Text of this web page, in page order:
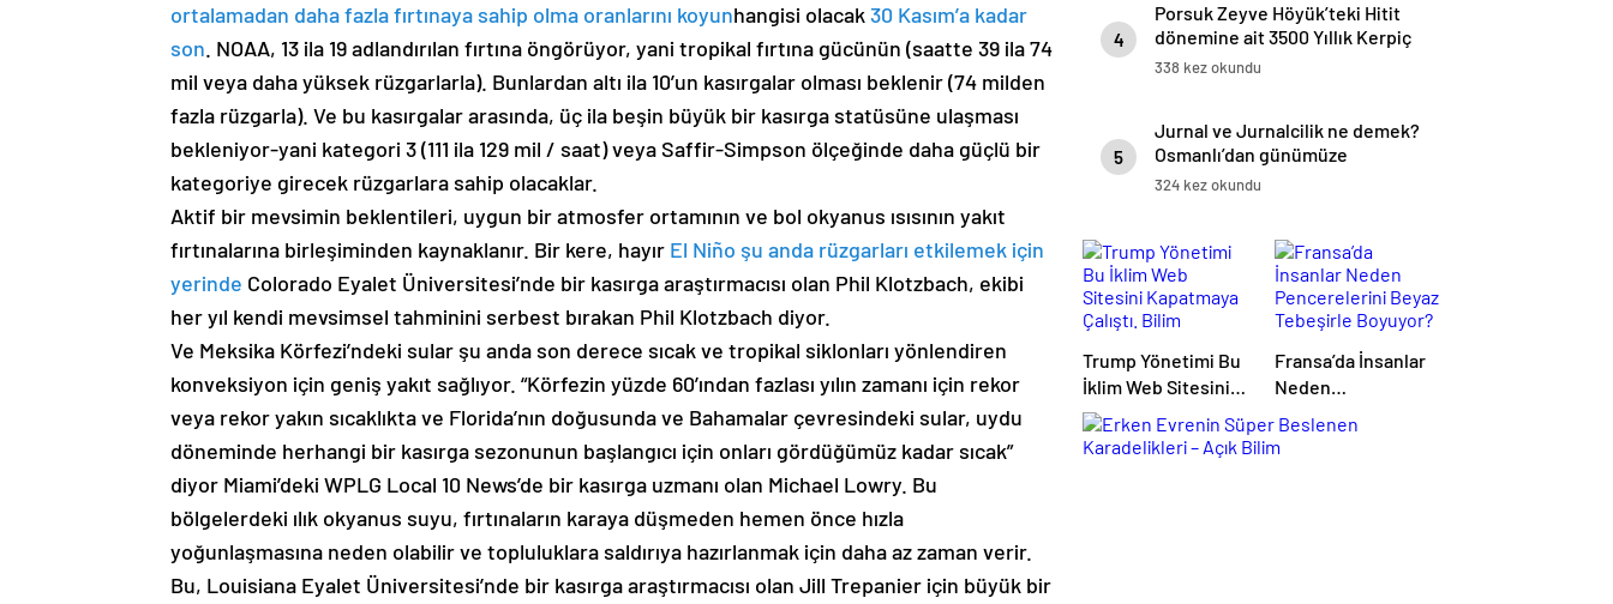
ortalamadan daha fazla fırtınaya sahip olma oranlarını koyunhangisi olacak30 Kasım’a kadar
son. NOAA, 13 ila 19 adlandırılan fırtına öngörüyor, yani tropikal fırtına gücünün (saatte 39 ila 74
mil veya daha yüksek rüzgarlarla). Bunlardan altı ila 10’un kasırgalar olması beklenir (74 milden
fazla rüzgarla). Ve bu kasırgalar arasında, üç ila beşin büyük bir kasırga statüsüne ulaşması
bekleniyor-yani kategori 3 (111 ila 129 mil / saat) veya Saffir-Simpson ölçeğinde daha güçlü bir
kategoriye girecek rüzgarlara sahip olacaklar.
Aktif bir mevsimin beklentileri, uygun bir atmosfer ortamının ve bol okyanus ısısının yakıt
fırtınalarına birleşiminden kaynaklanır. Bir kere, hayır El Niño şu anda rüzgarları etkilemek için
yerinde Colorado Eyalet Üniversitesi’nde bir kasırga araştırmacısı olan Phil Klotzbach, ekibi
her yıl kendi mevsimsel tahminini serbest bırakan Phil Klotzbach diyor.
Ve Meksika Körfezi’ndeki sular şu anda son derece sıcak ve tropikal siklonları yönlendiren
konveksiyon için geniş yakıt sağlıyor. “Körfezin yüzde 60’ından fazlası yılın zamanı için rekor
veya rekor yakın sıcaklıkta ve Florida’nın doğusunda ve Bahamalar çevresindeki sular, uydu
döneminde herhangi bir kasırga sezonunun başlangıcı için onları gördüğümüz kadar sıcak”
diyor Miami’deki WPLG Local 10 News’de bir kasırga uzmanı olan Michael Lowry. Bu
bölgelerdeki ılık okyanus suyu, fırtınaların karaya düşmeden hemen önce hızla
yoğunlaşmasına neden olabilir ve topluluklara saldırıya hazırlanmak için daha az zaman verir.
Bu, Louisiana Eyalet Üniversitesi’nde bir kasırga araştırmacısı olan Jill Trepanier için büyük bir
4
Porsuk Zeyve Höyük’teki Hitit
dönemine ait 3500 Yıllık Kerpiç
Yapılar
338 kez okundu
5
Jurnal ve Jurnalcilik ne demek?
Osmanlı’dan günümüze
ihbarcılık
324 kez okundu
Trump Yönetimi Bu
İklim Web Sitesini
Kapatmaya Çalıştı.
Bilim Adamları Onu
Tekrar Çevrimiçi
Fransa’da İnsanlar
Neden
Pencerelerini Beyaz
Tebeşirle Boyuyor?